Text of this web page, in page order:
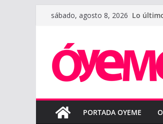
Saltarsábado, agosto 8, 2026 Lo
PORTADA OYEME